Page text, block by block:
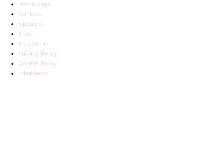
Home page
Contact
Sponsor
About
As seen in
Privacy Policy
Cookie Policy
Interviews